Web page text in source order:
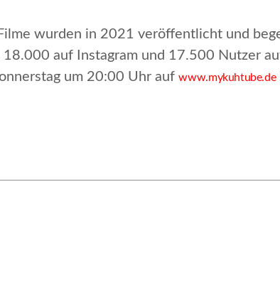
wurden in 2021 veröffentlicht und
auf Instagram und 17.500 Nutzer
um 20:00 Uhr aufwww.mykuhtube.de